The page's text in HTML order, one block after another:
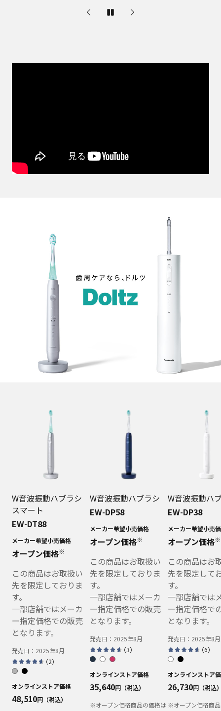
W音波振動ハブラシ
スマート
EW-DT88
メーカー希望小売価格
オープン価格※
この商品はお取扱い
先を限定しておりま
す。
一部店舗ではメーカ
ー指定価格での販売
となります。
発売日： 2025年8月
（2）
オンラインストア価格
48,510円（税込）
W音波振動ハブラシ
EW-DP58
メーカー希望小売価格
オープン価格※
この商品はお取扱い
先を限定しておりま
す。
一部店舗ではメーカ
ー指定価格での販売
となります。
発売日： 2025年8月
（3）
オンラインストア価格
35,640円（税込）
※オープン価格商品の価格は
W音波振動ハ
EW-DP38
メーカー希望小売
オープン価格※
この商品はお
先を限定して
す。
一部店舗では
ー指定価格で
となります。
発売日： 2025年8月
（6）
オンラインストア
26,730円（税込
※オープン価格商